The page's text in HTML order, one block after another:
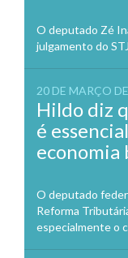
O deputado Zé
julgamento do
20 DE MARÇO
Hildo diz
é
economia
O deputado
Reforma
especialmente o